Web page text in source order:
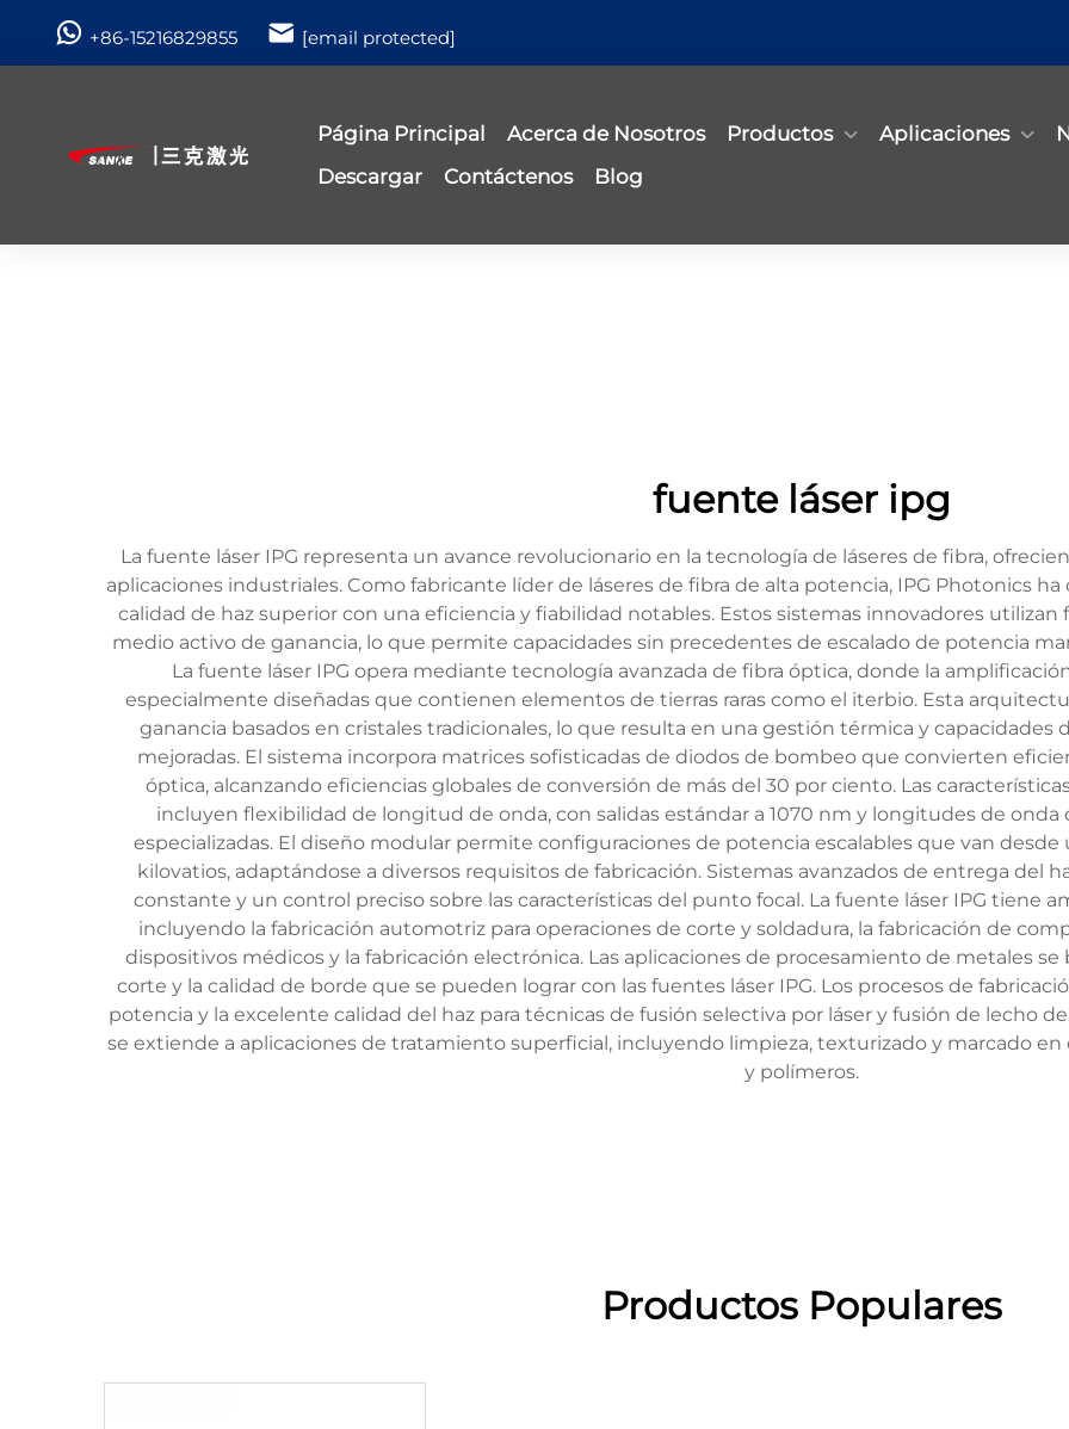
+86-15216829855 [email protected]
Página Principal Acerca de Nosotros Productos Aplicaciones
Descargar
Contáctenos Blog
fuente láser ipg
La fuente láser IPG representa un avance revolucionario en la tecnología de láseres de fibra,
aplicaciones industriales. Como fabricante líder de láseres de fibra de alta potencia, IPG Photonics
calidad de haz superior con una eficiencia y fiabilidad notables. Estos sistemas innovadores utilizan
medio activo de ganancia, lo que permite capacidades sin precedentes de escalado de potencia
La fuente láser IPG opera mediante tecnología avanzada de fibra óptica, donde la
especialmente diseñadas que contienen elementos de tierras raras como el iterbio. Esta
ganancia basados en cristales tradicionales, lo que resulta en una gestión térmica y
mejoradas. El sistema incorpora matrices sofisticadas de diodos de bombeo que convierten
óptica, alcanzando eficiencias globales de conversión de más del 30 por ciento. Las
incluyen flexibilidad de longitud de onda, con salidas estándar a 1070 nm y longitudes de onda
especializadas. El diseño modular permite configuraciones de potencia escalables que van desde
kilovatios, adaptándose a diversos requisitos de fabricación. Sistemas avanzados de entrega del
constante y un control preciso sobre las características del punto focal. La fuente láser IPG tiene
incluyendo la fabricación automotriz para operaciones de corte y soldadura, la fabricación de
dispositivos médicos y la fabricación electrónica. Las aplicaciones de procesamiento de metales
corte y la calidad de borde que se pueden lograr con las fuentes láser IPG. Los procesos de
potencia y la excelente calidad del haz para técnicas de fusión selectiva por láser y fusión de lecho
se extiende a aplicaciones de tratamiento superficial, incluyendo limpieza, texturizado y marcado
y polímeros.
Productos Populares